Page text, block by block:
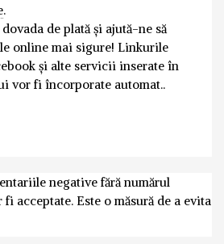
.
de plată și ajută-ne să
online mai sigure! Linkurile
și alte servicii inserate în
vor fi încorporate automat..
negative fără numărul
acceptate. Este o măsură de a evita